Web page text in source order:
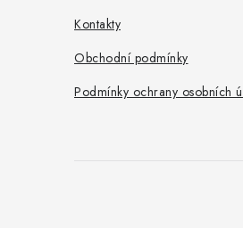
Kontakty
Obchodní podmínky
Podmínky ochrany osobních